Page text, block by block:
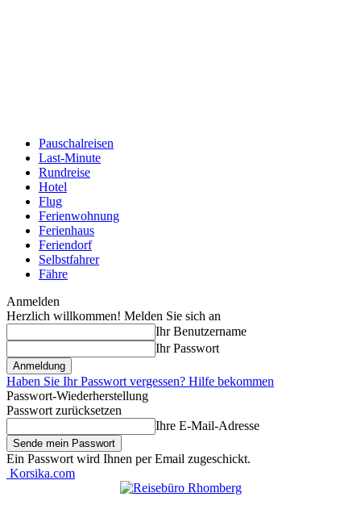
Pauschalreisen
Last-Minute
Rundreise
Hotel
Flug
Ferienwohnung
Ferienhaus
Feriendorf
Selbstfahrer
Fähre
Anmelden
Herzlich willkommen! Melden Sie sich an
Ihr Benutzername
Ihr Passwort
Haben Sie Ihr Passwort vergessen? Hilfe bekommen
Passwort-Wiederherstellung
Passwort zurücksetzen
Ihre E-Mail-Adresse
Ein Passwort wird Ihnen per Email zugeschickt.
Korsika.com